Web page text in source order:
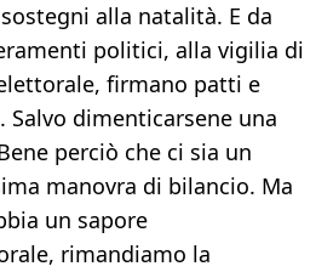
alla natalità. E da
politici, alla vigilia di
firmano patti e
dimenticarsene una
perciò che ci sia un
manovra di bilancio. Ma
un sapore
rimandiamo la